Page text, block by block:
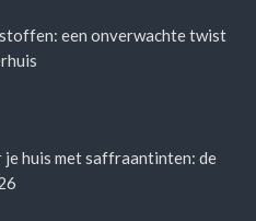
een onverwachte twist
je huis met saffraantinten: de